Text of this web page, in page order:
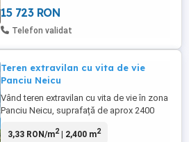
15 723 RON
Telefon validat
Teren extravilan cu vita de vie
Panciu Neicu
Vând teren extravilan cu vita de vie în zona
Panciu Neicu, suprafață de aprox 2400
RON pentru tot lotul (15 rânduri de vie)
3,33 RON/m2| 2,400 m2